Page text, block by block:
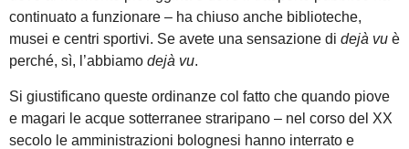
continuato a funzionare – ha chiuso anche biblioteche,
musei e centri sportivi. Se avete una sensazione di dejà vu è
perché, sì, l’abbiamo dejà vu.
Si giustificano queste ordinanze col fatto che quando piove
e magari le acque sotterranee straripano – nel corso del XX
secolo le amministrazioni bolognesi hanno interrato e